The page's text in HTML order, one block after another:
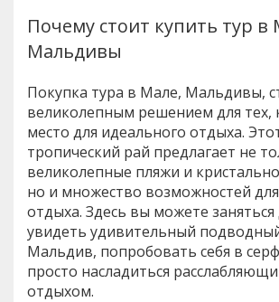
Почему стоит купить тур в
Мальдивы
Покупка тура в Мале, Мальдивы,
великолепным решением для тех,
место для идеального отдыха.
тропический рай предлагает не
великолепные пляжи и
но и множество возможностей
отдыха. Здесь вы можете
увидеть удивительный
Мальдив, попробовать себя в
просто насладиться
отдыхом.